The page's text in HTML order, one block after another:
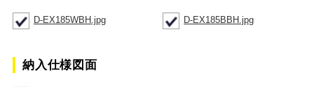
D-EX185WBH.jpg D-EX185BBH.jpg
納入仕様図面